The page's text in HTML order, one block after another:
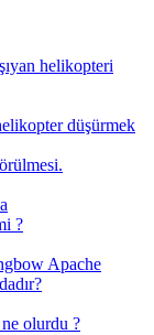
helikopteri
düşürmek
?
Apache
ne olurdu ?